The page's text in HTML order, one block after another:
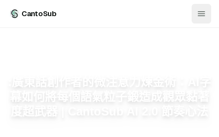
CantoSub
:廣東話創作者的微注意力煉金術：AI字
幕如何將每個語氣粒子鍛造成觀眾黏著
度超武器 | CantoSub AI 2.0 節奏心法